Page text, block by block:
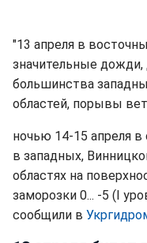
"13 апреля в
значительные
большинства
областей, порывы
ночью 14-15 апреля в
в западных,
областях на
заморозки 0... -5 (I
сообщили в